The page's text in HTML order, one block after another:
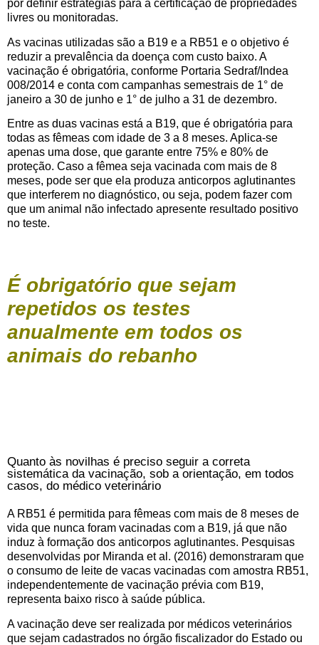
por definir estratégias para a certificação de propriedades
livres ou monitoradas.
As vacinas utilizadas são a B19 e a RB51 e o objetivo é
reduzir a prevalência da doença com custo baixo. A
vacinação é obrigatória, conforme Portaria Sedraf/Indea
008/2014 e conta com campanhas semestrais de 1° de
janeiro a 30 de junho e 1° de julho a 31 de dezembro.
Entre as duas vacinas está a B19, que é obrigatória para
todas as fêmeas com idade de 3 a 8 meses. Aplica-se
apenas uma dose, que garante entre 75% e 80% de
proteção. Caso a fêmea seja vacinada com mais de 8
meses, pode ser que ela produza anticorpos aglutinantes
que interferem no diagnóstico, ou seja, podem fazer com
que um animal não infectado apresente resultado positivo
no teste.
É obrigatório que sejam
repetidos os testes
anualmente em todos os
animais do rebanho
Quanto às novilhas é preciso seguir a correta
sistemática da vacinação, sob a orientação, em todos
casos, do médico veterinário
A RB51 é permitida para fêmeas com mais de 8 meses de
vida que nunca foram vacinadas com a B19, já que não
induz à formação dos anticorpos aglutinantes. Pesquisas
desenvolvidas por Miranda et al. (2016) demonstraram que
o consumo de leite de vacas vacinadas com amostra RB51,
independentemente de vacinação prévia com B19,
representa baixo risco à saúde pública.
A vacinação deve ser realizada por médicos veterinários
que sejam cadastrados no órgão fiscalizador do Estado ou